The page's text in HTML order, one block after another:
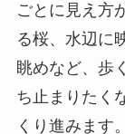
ごとに見え方
る桜、水辺に
眺めなど、歩
ち止まりたく
くり進みます。